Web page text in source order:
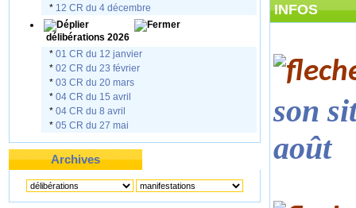
* 12 CR du 4 décembre
délibérations 2026
* 01 CR du 12 janvier
* 02 CR du 23 février
* 03 CR du 20 mars
* 04 CR du 15 avril
* 04 CR du 8 avril
* 05 CR du 27 mai
Archives
INFOS
son
août